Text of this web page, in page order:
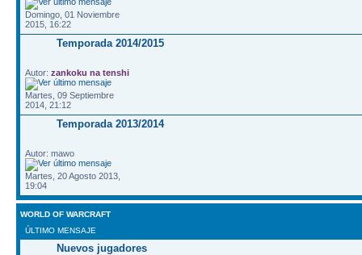
Domingo, 01 Noviembre
2015, 16:22
Temporada 2014/2015
Autor: zankoku na tenshi
Martes, 09 Septiembre
2014, 21:12
Temporada 2013/2014
Autor: mawo
Martes, 20 Agosto 2013,
19:04
WORLD OF WARCRAFT
ÚLTIMO MENSAJE
Nuevos jugadores